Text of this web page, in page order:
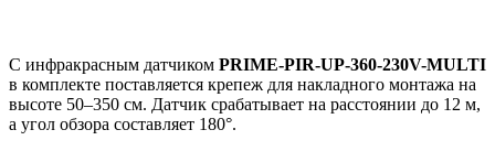
С инфракрасным датчиком PRIME-PIR-UP-360-230V-MULTI
в комплекте поставляется крепеж для накладного монтажа на
высоте 50–350 см. Датчик срабатывает на расстоянии до 12 м,
а угол обзора составляет 180°.